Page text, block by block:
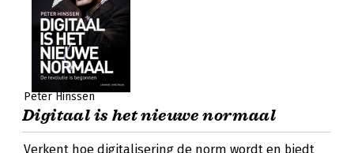
Peter Hinssen
Digitaal is het nieuwe normaal
Verkent hoe digitalisering de norm wordt en biedt